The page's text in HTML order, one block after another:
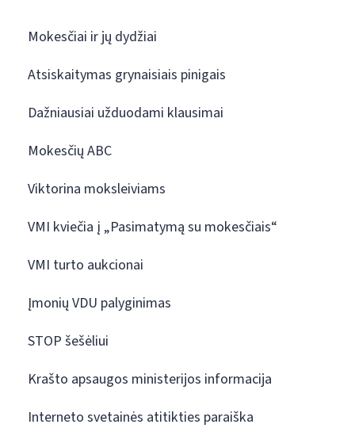
Mokesčiai ir jų dydžiai
Atsiskaitymas grynaisiais pinigais
Dažniausiai užduodami klausimai
Mokesčių ABC
Viktorina moksleiviams
VMI kviečia į „Pasimatymą su mokesčiais“
VMI turto aukcionai
Įmonių VDU palyginimas
STOP šešėliui
Krašto apsaugos ministerijos informacija
Interneto svetainės atitikties paraiška